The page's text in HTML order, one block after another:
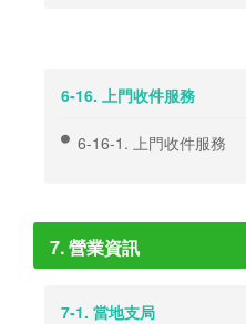
6-16. 上門收件服務
6-16-1. 上門收件服務
7. 營業資訊
7-1. 當地支局